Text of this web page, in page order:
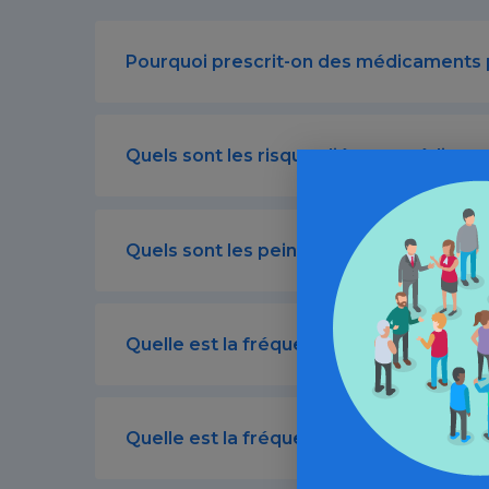
Pourquoi prescrit-on des médicaments
Quels sont les risques liés aux
Quels sont les peines liées à un trafic
Quelle est la fréquence de
Quelle est la fréquence